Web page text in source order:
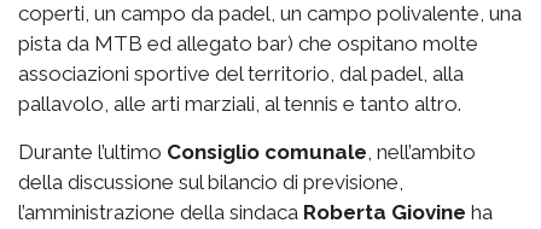
coperti, un campo da padel, un campo polivalente, una
pista da MTB ed allegato bar) che ospitano molte
associazioni sportive del territorio, dal padel, alla
pallavolo, alle arti marziali, al tennis e tanto altro.
Durante l’ultimo Consiglio comunale, nell’ambito
della discussione sul bilancio di previsione,
l’amministrazione della sindaca Roberta Giovine ha